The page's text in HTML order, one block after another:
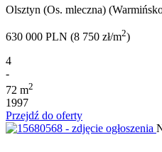
Olsztyn (Os. mleczna)
630 000 PLN (8 750 zł/m2)
4
-
72 m2
1997
Przejdź do oferty